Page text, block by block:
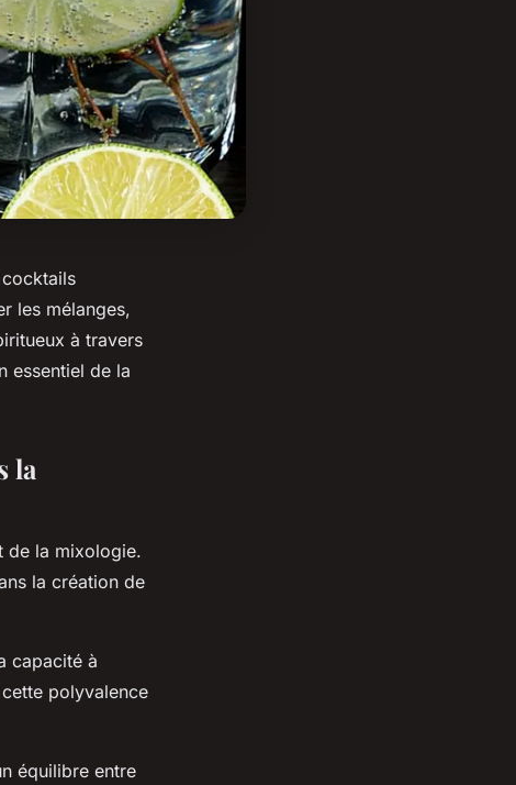
les mélanges,
à travers
essentiel de la
la
de la mixologie.
la création de
capacité à
polyvalence
équilibre entre